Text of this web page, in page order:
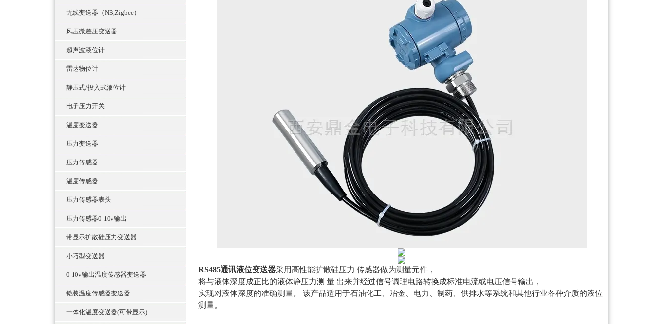
无线变送器（NB,Zigbee）
风压微差压变送器
超声波液位计
雷达物位计
静压式/投入式液位计
电子压力开关
温度变送器
压力变送器
压力传感器
温度传感器
压力传感器表头
压力传感器0-10v输出
带显示扩散硅压力变送器
小巧型变送器
0-10v输出温度传感器变送器
铠装温度传感器变送器
一体化温度变送器(可带显示)
RS485通讯液位变送器采用高性能扩散硅压力 传感器做为测量元件，
将与液体深度成正比的液体静压力测 量 出来并经过信号调理电路转换成标准电流或电压信号输出，
实现对液体深度的准确测量。
该产品适用于石油化工、冶金、电力、制药、供排水等系统和其他行业各种介质的液位
测量。